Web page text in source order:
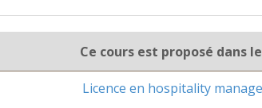
Ce cours est proposé dans
Licence en hospitality